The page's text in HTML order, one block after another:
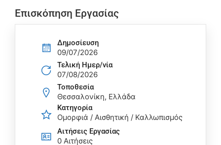
Επισκόπηση Εργασίας
Δημοσίευση
09/07/2026
Τελική Ημερ/νία
07/08/2026
Τοποθεσία
Θεσσαλονίκη, Ελλάδα
Κατηγορία
Ομορφιά / Αισθητική / Καλλωπισμός
Αιτήσεις Eργασίας
0 Αιτήσεις